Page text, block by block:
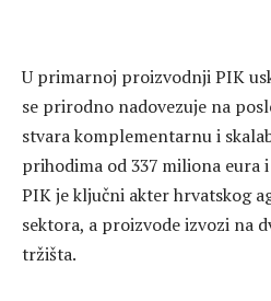
U primarnoj proizvodnji PIK
se prirodno nadovezuje na
stvara komplementarnu i
prihodima od 337 miliona eura
PIK je ključni akter hrvatskog
sektora, a proizvode izvozi na
tržišta.